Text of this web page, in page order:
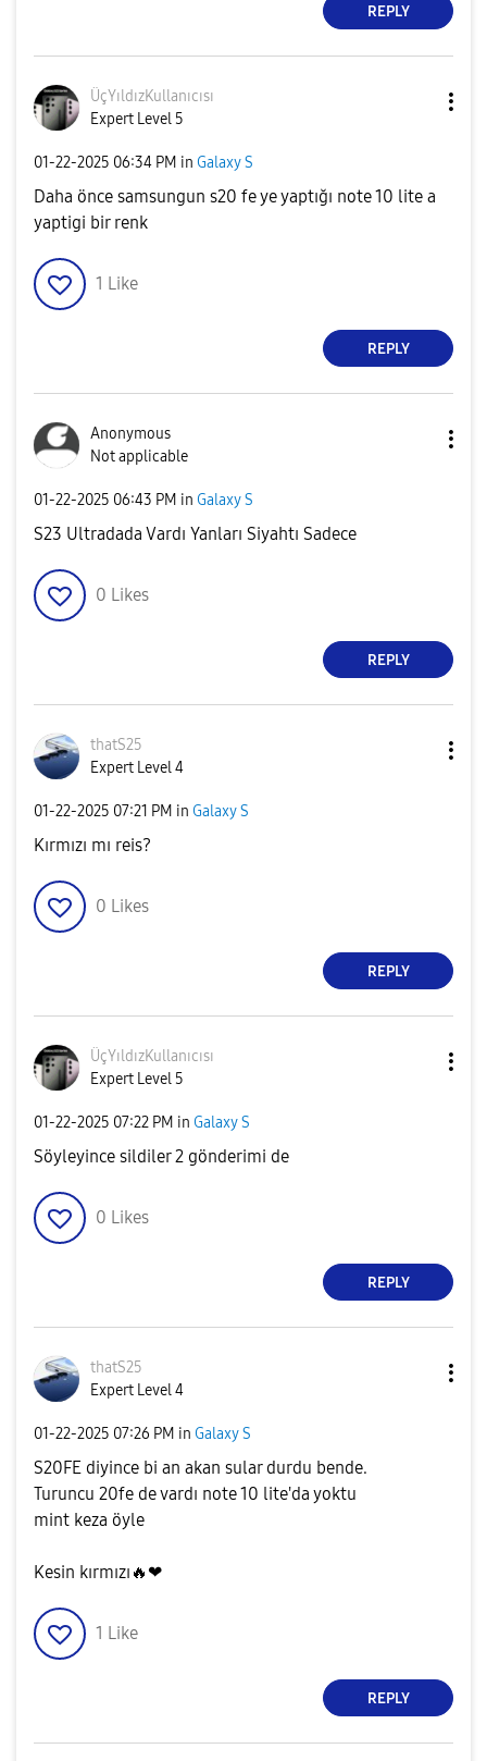
REPLY
ÜçYıldızKullanıcısı
Expert Level 5
‎01-22-2025 06:34 PM in Galaxy S
Daha önce samsungun s20 fe ye yaptığı note 10 lite a
yaptigi bir renk
1 Like
REPLY
Anonymous
Not applicable
‎01-22-2025 06:43 PM in Galaxy S
S23 Ultradada Vardı Yanları Siyahtı Sadece
0 Likes
REPLY
thatS25
Expert Level 4
‎01-22-2025 07:21 PM in Galaxy S
Kırmızı mı reis?
0 Likes
REPLY
ÜçYıldızKullanıcısı
Expert Level 5
‎01-22-2025 07:22 PM in Galaxy S
Söyleyince sildiler 2 gönderimi de
0 Likes
REPLY
thatS25
Expert Level 4
‎01-22-2025 07:26 PM in Galaxy S
S20FE diyince bi an akan sular durdu bende.
Turuncu 20fe de vardı note 10 lite'da yoktu
mint keza öyle
Kesin kırmızı 🔥 ❤
1 Like
REPLY